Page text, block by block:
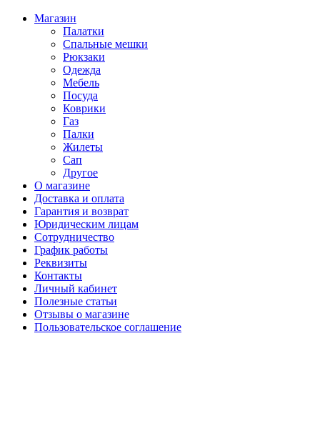
Магазин
Палатки
Спальные мешки
Рюкзаки
Одежда
Мебель
Посуда
Коврики
Газ
Палки
Жилеты
Сап
Другое
О магазине
Доставка и оплата
Гарантия и возврат
Юридическим лицам
Сотрудничество
График работы
Реквизиты
Контакты
Личный кабинет
Полезные статьи
Отзывы о магазине
Пользовательское соглашение